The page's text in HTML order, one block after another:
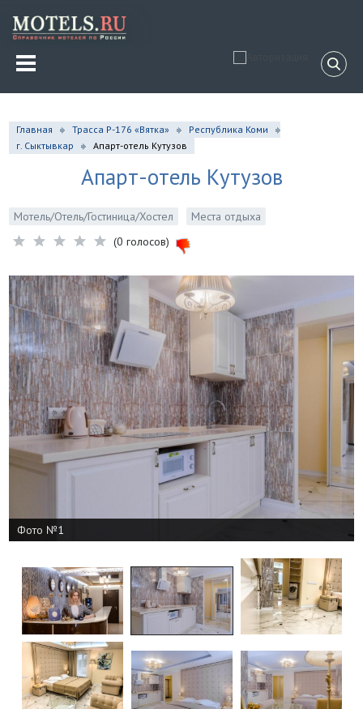
Главная Трасса Р-176 «Вятка»
Республика Коми
г. Сыктывкар
Апарт-отель Кутузов
Апарт-отель Кутузов
Мотель/Отель/Гостиница/Хостел
Места отдыха
(0 голосов)
Фото №1